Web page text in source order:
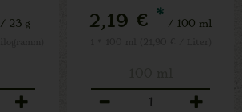
/ 23 g 2,19 € * / 100 ml